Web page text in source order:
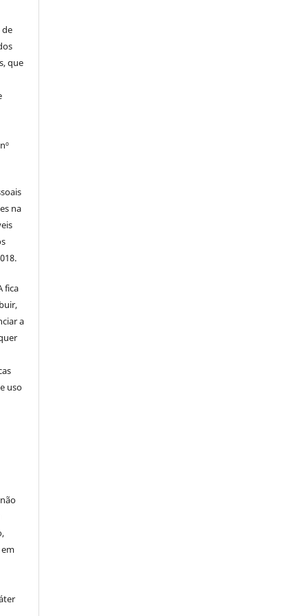
de
que
na
fica
a
uso